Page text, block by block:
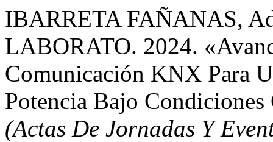
IBARRETA FAÑANAS,
LABORATO. 2024.
Comunicación KNX Para
Potencia Bajo
(Actas De Jornadas Y